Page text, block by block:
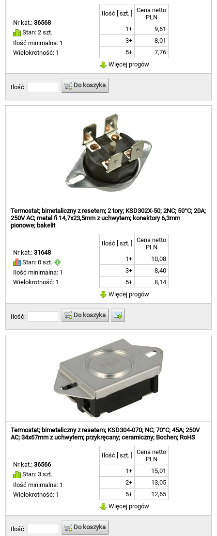
Nr kat.:36568
Stan: 2 szt.
Ilość minimalna: 1
Wielokrotność: 1
Ilość [ szt. ]
Cena netto
PLN
1+
9,61
3+
8,01
5+
7,76
Więcej progów
Ilość: Do koszyka
Termostat; bimetaliczny z resetem; 2 tory; KSD302X-50; 2NC; 50°C; 20A;
250V AC; metal fi 14,7x23,5mm z uchwytem; konektory 6,3mm
pionowe; bakelit
Nr kat.:31648
Stan: 0 szt.
Ilość minimalna: 1
Wielokrotność: 1
Ilość [ szt. ]
Cena netto
PLN
1+
10,08
3+
8,40
5+
8,14
Więcej progów
Ilość: Do koszyka
Termostat; bimetaliczny z resetem; KSD304-070; NC; 70°C; 45A; 250V
AC; 34x67mm z uchwytem; przykręcany; ceramiczny; Bochen; RoHS
Nr kat.:36566
Stan: 3 szt.
Ilość minimalna: 1
Wielokrotność: 1
Ilość [ szt. ]
Cena netto
PLN
1+
15,01
2+
13,05
5+
12,65
Więcej progów
Ilość: Do koszyka